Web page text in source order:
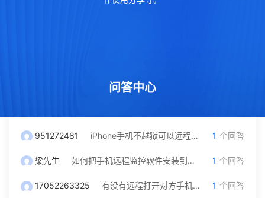
问答中心
951272481 iPhone手机不越狱可以远程监控吗？我只有对方微信号可以自己操作吗 1 个回答
梁先生 如何把手机远程监控软件安装到另一台手机里面？ 1 个回答
17052263325 有没有远程打开对方手机摄像头和保存通话录音功能，就是不被他发现 1 个回答